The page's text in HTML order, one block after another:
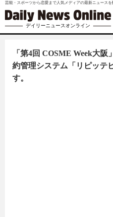
芸能・スポーツから恋愛まで人気メディアの最新ニュースを
デイリーニュースオンライン
「第4回 COSME Week大
約管理システム「リピッテ
す。